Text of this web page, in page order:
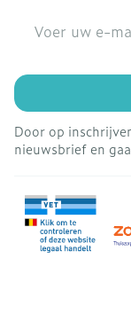
Door op
nieuwsbrief en